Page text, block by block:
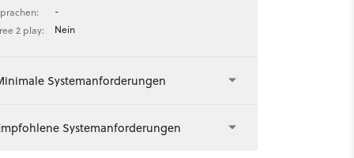
-
2 play:
Nein
Systemanforderungen
Systemanforderungen